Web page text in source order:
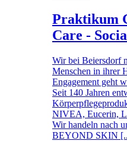
Praktikum
Care -
Wir bei Beiersdorf
Menschen in ihrer
Engagement geht
Seit 140 Jahren
NIVEA, Eucerin,
Wir handeln nach
BEYOND SKIN